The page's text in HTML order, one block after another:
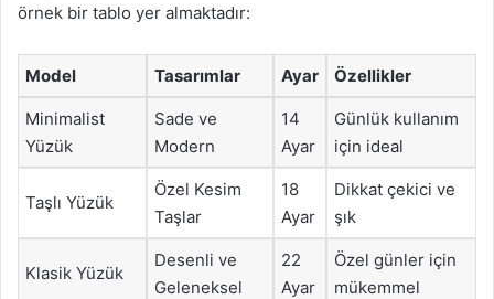
örnek bir tablo yer almaktadır:
Model Tasarımlar Ayar Özellikler
Minimalist
Yüzük
Sade ve
Modern
14
Ayar
Günlük kullanım
için ideal
Taşlı Yüzük
Özel Kesim
Taşlar
18
Ayar
Dikkat çekici ve
şık
Klasik Yüzük
Desenli ve
Geleneksel
22
Ayar
Özel günler için
mükemmel